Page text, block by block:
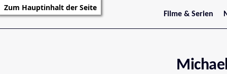
Zum Hauptinhalt der Seite
Filme & Serien
Trailer
Serienarchiv